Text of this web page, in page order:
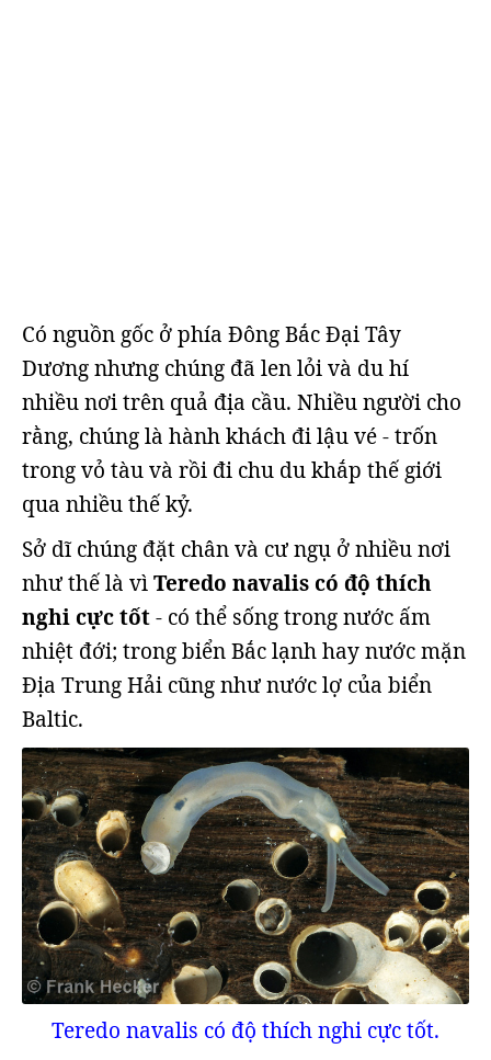
Có nguồn gốc ở phía Đông Bắc Đại Tây
Dương nhưng chúng đã len lỏi và du hí
nhiều nơi trên quả địa cầu. Nhiều người cho
rằng, chúng là hành khách đi lậu vé - trốn
trong vỏ tàu và rồi đi chu du khắp thế giới
qua nhiều thế kỷ.
Sở dĩ chúng đặt chân và cư ngụ ở nhiều nơi
như thế là vìTeredo navalis có độ thích
nghi cực tốt- có thể sống trong nước ấm
nhiệt đới; trong biển Bắc lạnh hay nước mặn
Địa Trung Hải cũng như nước lợ của biển
Baltic.
Teredo navalis có độ thích nghi cực tốt.